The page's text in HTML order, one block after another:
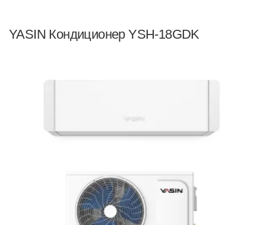
YASIN Кондиционер YSH-18GDK